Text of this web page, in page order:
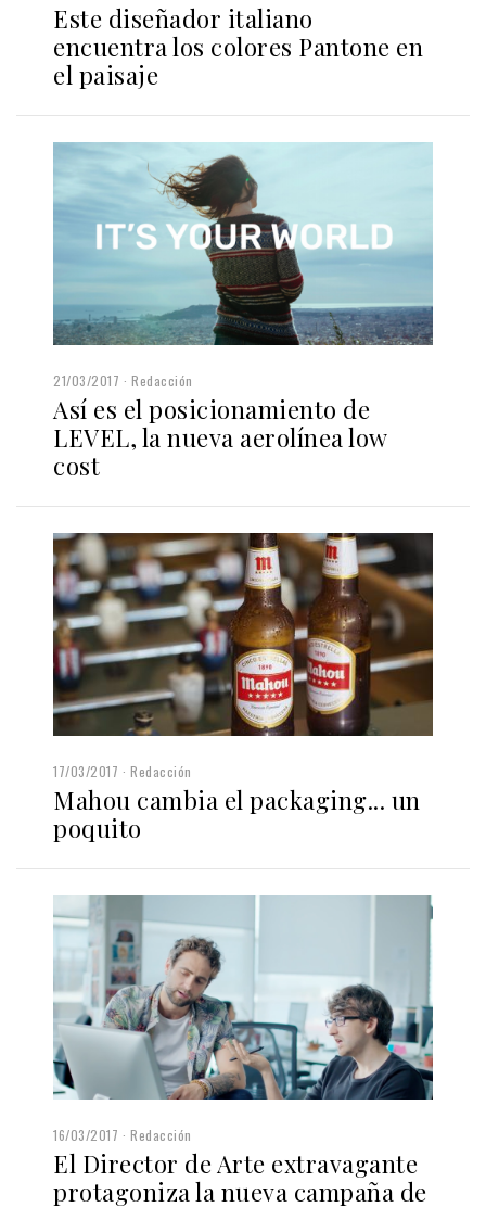
Este diseñador italiano
encuentra los colores Pantone en
el paisaje
21/03/2017 Redacción
Así es el posicionamiento de
LEVEL, la nueva aerolínea low
cost
17/03/2017 Redacción
Mahou cambia el packaging... un
poquito
16/03/2017 Redacción
El Director de Arte extravagante
protagoniza la nueva campaña de